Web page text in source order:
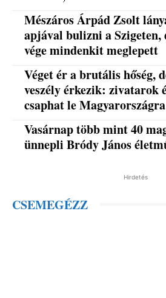
Mészáros Árpád Zsolt
apjával bulizni a Szigeten,
vége mindenkit meglepett
Véget ér a brutális hőség,
veszély érkezik: zivatarok
csaphat le Magyarországra
Vasárnap több mint 40
ünnepli Bródy János
Hirdetés
CSEMEGÉZZ